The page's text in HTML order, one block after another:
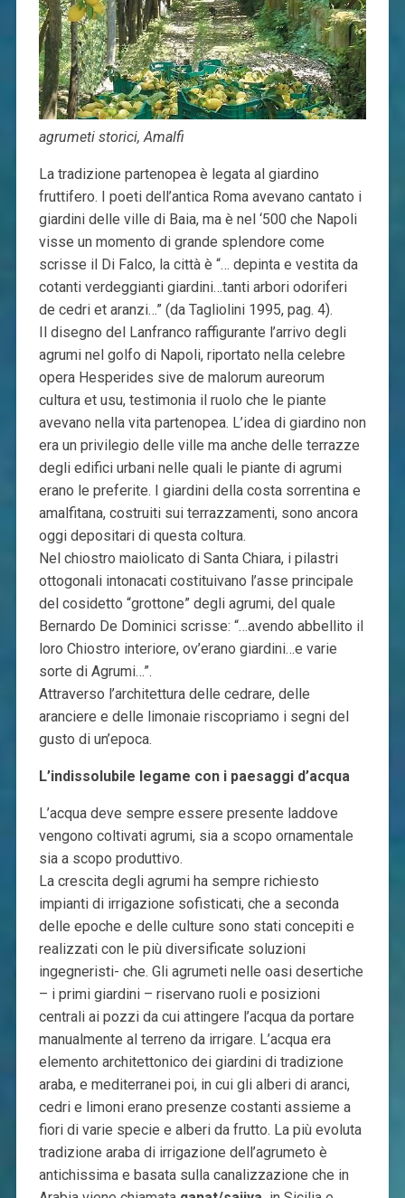
agrumeti storici, Amalfi
La tradizione partenopea è legata al giardino
fruttifero. I poeti dell’antica Roma avevano cantato i
giardini delle ville di Baia, ma è nel ‘500 che Napoli
visse un momento di grande splendore come
scrisse il Di Falco, la città è “… depinta e vestita da
cotanti verdeggianti giardini…tanti arbori odoriferi
de cedri et aranzi…” (da Tagliolini 1995, pag. 4).
Il disegno del Lanfranco raffigurante l’arrivo degli
agrumi nel golfo di Napoli, riportato nella celebre
opera Hesperides sive de malorum aureorum
cultura et usu, testimonia il ruolo che le piante
avevano nella vita partenopea. L’idea di giardino non
era un privilegio delle ville ma anche delle terrazze
degli edifici urbani nelle quali le piante di agrumi
erano le preferite. I giardini della costa sorrentina e
amalfitana, costruiti sui terrazzamenti, sono ancora
oggi depositari di questa coltura.
Nel chiostro maiolicato di Santa Chiara, i pilastri
ottogonali intonacati costituivano l’asse principale
del cosidetto “grottone” degli agrumi, del quale
Bernardo De Dominici scrisse: “…avendo abbellito il
loro Chiostro interiore, ov’erano giardini…e varie
sorte di Agrumi…”.
Attraverso l’architettura delle cedrare, delle
aranciere e delle limonaie riscopriamo i segni del
gusto di un’epoca.
L’indissolubile legame con i paesaggi d’acqua
L’acqua deve sempre essere presente laddove
vengono coltivati agrumi, sia a scopo ornamentale
sia a scopo produttivo.
La crescita degli agrumi ha sempre richiesto
impianti di irrigazione sofisticati, che a seconda
delle epoche e delle culture sono stati concepiti e
realizzati con le più diversificate soluzioni
ingegneristi- che. Gli agrumeti nelle oasi desertiche
– i primi giardini – riservano ruoli e posizioni
centrali ai pozzi da cui attingere l’acqua da portare
manualmente al terreno da irrigare. L’acqua era
elemento architettonico dei giardini di tradizione
araba, e mediterranei poi, in cui gli alberi di aranci,
cedri e limoni erano presenze costanti assieme a
fiori di varie specie e alberi da frutto. La più evoluta
tradizione araba di irrigazione dell’agrumeto è
antichissima e basata sulla canalizzazione che in